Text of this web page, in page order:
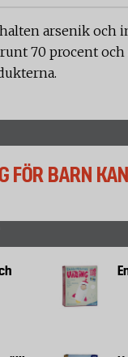
arsenik och
70 procent
FÖR BARN